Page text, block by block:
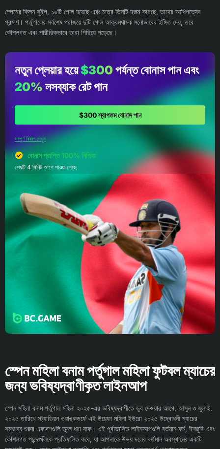
স্পেনের ক্লিন সুইপ, ১৬টি গোল হয়েছে এবং মাত্র তিনটি হজম করেছে, তাদের আধিপত্যের
প্রমাণ। পর্তুগালের সর্বশেষ পরাজয়ে দুটি গোল আক্রমণাত্মক মনোভাবের ইঙ্গিত দেয়, তবে
কৌশলগত এবং শারীরিকভাবে তারা পিছিয়ে পড়েছে।
নতুন প্লেয়ার হয়ে$300 পর্যন্ত বোনাস পান এবং
20% লসব্যাক রেট পান
$300 স্বাগতম বোনাস পান
সম্পূর্ণ বিবরণ দেখুন
বোনাস প্রাপ্তি 100% নিশ্চিত
শেষটি 4 মিনিট আগে পাওয়া গেছে
স্পেন মহিলা বনাম পর্তুগাল মহিলা ফুটবল ম্যাচের
জন্য ভবিষ্যদ্বাণীকৃত লাইনআপ
স্পেন মহিলা বনাম পর্তুগাল মহিলা ২০২৫-এর ভবিষ্যদ্বাণীতে ডুব দেওয়ার আগে, আসুন ৩ জুলাই,
২০২৫ তারিখে স্ট্যাডিয়ন ওয়াঙ্কডর্ফে এই উয়েফা মহিলা ইউরো ২০২৫ উদ্বোধনী ম্যাচের
সম্ভাব্য শুরুর একাদশগুলি তুলে ধরা যাক। এই পূর্বাভাসিত লাইনআপগুলি বর্তমান ফর্ম, ইনজুরি এবং
কৌশলগত পছন্দগুলিকে প্রতিফলিত করে, যা আপনাকে উভয় দলের বর্তমান অবস্থানের একটি